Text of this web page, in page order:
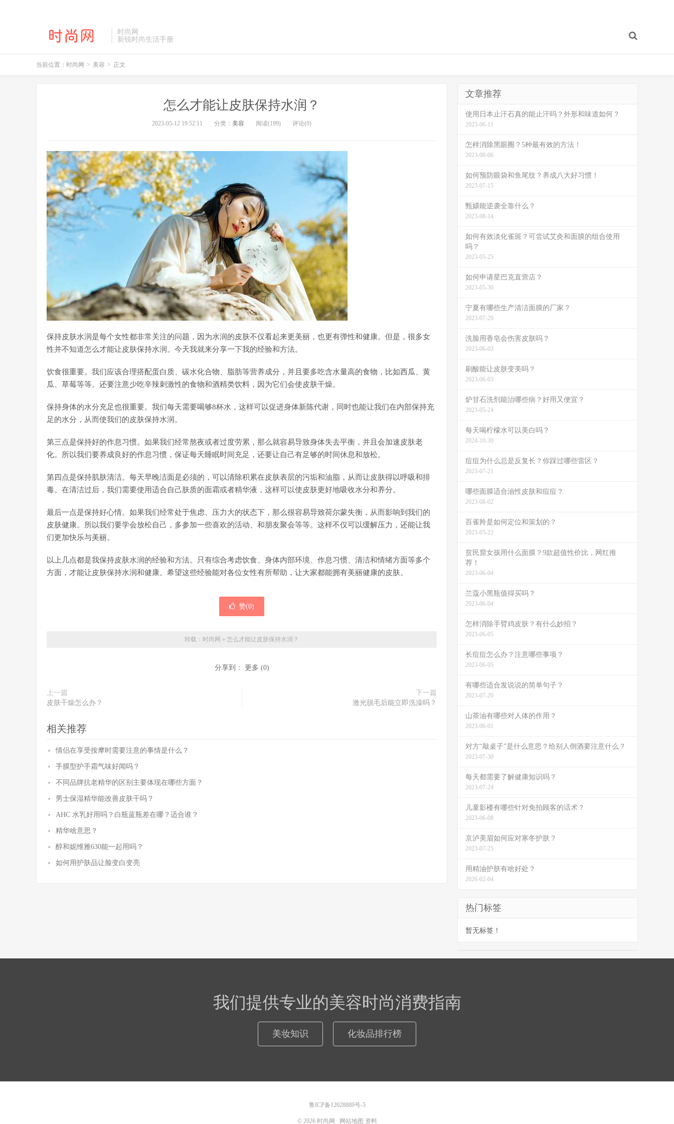
时尚网
新锐时尚生活手册
当前位置： 时尚网 > 美容 > 正文
怎么才能让皮肤保持水润？
2023-05-12 19:52:11 分类： 美容 阅读(199) 评论(0)
保持皮肤水润是每个女性都非常关注的问题，因为水润的皮肤不仅看起来更美丽，也更有弹性和健康。但是，很多女
性并不知道怎么才能让皮肤保持水润。今天我就来分享一下我的经验和方法。
饮食很重要。我们应该合理搭配蛋白质、碳水化合物、脂肪等营养成分，并且要多吃含水量高的食物，比如西瓜、黄
瓜、草莓等等。还要注意少吃辛辣刺激性的食物和酒精类饮料，因为它们会使皮肤干燥。
保持身体的水分充足也很重要。我们每天需要喝够8杯水，这样可以促进身体新陈代谢，同时也能让我们在内部保持充
足的水分，从而使我们的皮肤保持水润。
第三点是保持好的作息习惯。如果我们经常熬夜或者过度劳累，那么就容易导致身体失去平衡，并且会加速皮肤老
化。所以我们要养成良好的作息习惯，保证每天睡眠时间充足，还要让自己有足够的时间休息和放松。
第四点是保持肌肤清洁。每天早晚洁面是必须的，可以清除积累在皮肤表层的污垢和油脂，从而让皮肤得以呼吸和排
毒。在清洁过后，我们需要使用适合自己肤质的面霜或者精华液，这样可以使皮肤更好地吸收水分和养分。
最后一点是保持好心情。如果我们经常处于焦虑、压力大的状态下，那么很容易导致荷尔蒙失衡，从而影响到我们的
皮肤健康。所以我们要学会放松自己，多参加一些喜欢的活动、和朋友聚会等等。这样不仅可以缓解压力，还能让我
们更加快乐与美丽。
以上几点都是我保持皮肤水润的经验和方法。只有综合考虑饮食、身体内部环境、作息习惯、清洁和情绪方面等多个
方面，才能让皮肤保持水润和健康。希望这些经验能对各位女性有所帮助，让大家都能拥有美丽健康的皮肤。
赞(0)
转载： 时尚网 » 怎么才能让皮肤保持水润？
分享到： 更多 (0)
上一篇
皮肤干燥怎么办？
下一篇
激光脱毛后能立即洗澡吗？
相关推荐
情侣在享受按摩时需要注意的事情是什么？
手膜型护手霜气味好闻吗？
不同品牌抗老精华的区别主要体现在哪些方面？
男士保湿精华能改善皮肤干吗？
AHC 水乳好用吗？白瓶蓝瓶差在哪？适合谁？
精华啥意思？
醇和妮维雅630能一起用吗？
如何用护肤品让脸变白变亮
文章推荐
使用日本止汗石真的能止汗吗？外形和味道如何？
2023-06-11
怎样消除黑眼圈？5种最有效的方法！
2023-08-06
如何预防眼袋和鱼尾纹？养成八大好习惯！
2023-07-15
甄嬛能逆袭全靠什么？
2023-08-14
如何有效淡化雀斑？可尝试艾灸和面膜的组合使用
吗？
2023-05-25
如何申请星巴克直营店？
2023-05-30
宁夏有哪些生产清洁面膜的厂家？
2023-07-29
洗脸用香皂会伤害皮肤吗？
2023-06-03
刷酸能让皮肤变美吗？
2023-06-03
炉甘石洗剂能治哪些病？好用又便宜？
2023-05-24
每天喝柠檬水可以美白吗？
2024-10-30
痘痘为什么总是反复长？你踩过哪些雷区？
2023-07-21
哪些面膜适合油性皮肤和痘痘？
2023-08-02
百雀羚是如何定位和策划的？
2023-05-22
贫民窟女孩用什么面膜？9款超值性价比，网红推
荐！
2023-06-04
兰蔻小黑瓶值得买吗？
2023-06-04
怎样消除手臂鸡皮肤？有什么妙招？
2023-06-05
长痘痘怎么办？注意哪些事项？
2023-06-05
有哪些适合发说说的简单句子？
2023-07-20
山茶油有哪些对人体的作用？
2023-06-01
对方“敲桌子”是什么意思？给别人倒酒要注意什么？
2023-07-30
每天都需要了解健康知识吗？
2023-07-24
儿童影楼有哪些针对免拍顾客的话术？
2023-06-08
京泸美眉如何应对寒冬护肤？
2023-07-25
用精油护肤有啥好处？
2026-02-04
热门标签
暂无标签！
我们提供专业的美容时尚消费指南
美妆知识 化妆品排行榜
鲁ICP备12028889号-5
© 2026 时尚网 网站地图 资料